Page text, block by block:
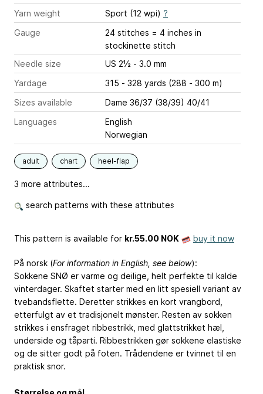
Yarn weight
Sport (12 wpi) ?
Gauge
24 stitches = 4 inches in
stockinette stitch
Needle size
US 2½ - 3.0 mm
Yardage
315 - 328 yards (288 - 300 m)
Sizes available
Dame 36/37 (38/39) 40/41
Languages
English
Norwegian
adult chart heel-flap
3 more attributes...
search patterns with these attributes
This pattern is available for kr.55.00 NOK buy it now
På norsk (For information in English, see below):
Sokkene SNØ er varme og deilige, helt perfekte til kalde
vinterdager. Skaftet starter med en litt spesiell variant av
tvebandsflette. Deretter strikkes en kort vrangbord,
etterfulgt av et tradisjonelt mønster. Resten av sokken
strikkes i ensfraget ribbestrikk, med glattstrikket hæl,
underside og tåparti. Ribbestrikken gør sokkene elastiske
og de sitter godt på foten. Trådendene er tvinnet til en
praktisk snor.